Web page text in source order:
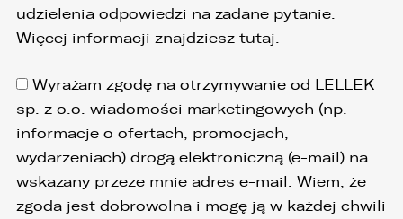
udzielenia odpowiedzi na zadane pytanie.
Więcej informacji znajdziesz tutaj.
Wyrażam zgodę na otrzymywanie od LELLEK
sp. z o.o. wiadomości marketingowych (np.
informacje o ofertach, promocjach,
wydarzeniach) drogą elektroniczną (e-mail) na
wskazany przeze mnie adres e-mail. Wiem, że
zgoda jest dobrowolna i mogę ją w każdej chwili